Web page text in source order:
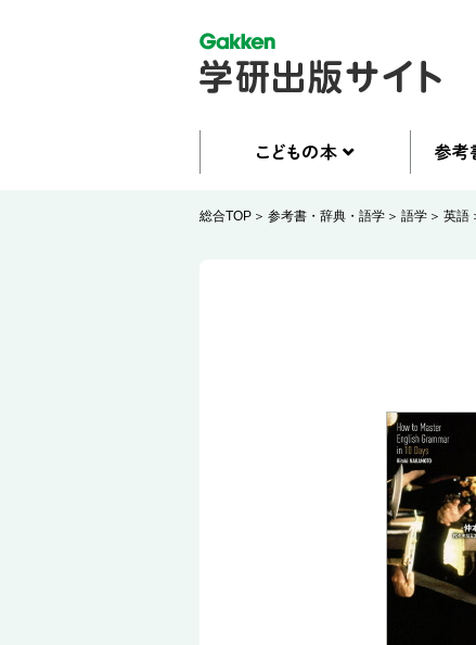
総合TOP 参考書・辞典・語学 語学 英語